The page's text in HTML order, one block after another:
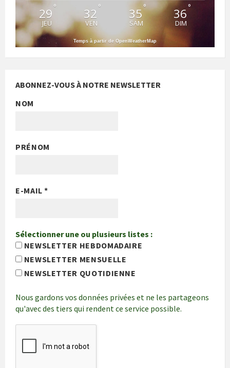
29 °
JEU
32 °
VEN
35°
SAM
36°
DIM
Temps à partir de OpenWeatherMap
ABONNEZ-VOUS À NOTRE NEWSLETTER
NOM
PRÉNOM
E-MAIL*
Sélectionner une ou plusieurs listes :
NEWSLETTER HEBDOMADAIRE
NEWSLETTER MENSUELLE
NEWSLETTER QUOTIDIENNE
Nous gardons vos données privées et ne les partageons
qu'avec des tiers qui rendent ce service possible.